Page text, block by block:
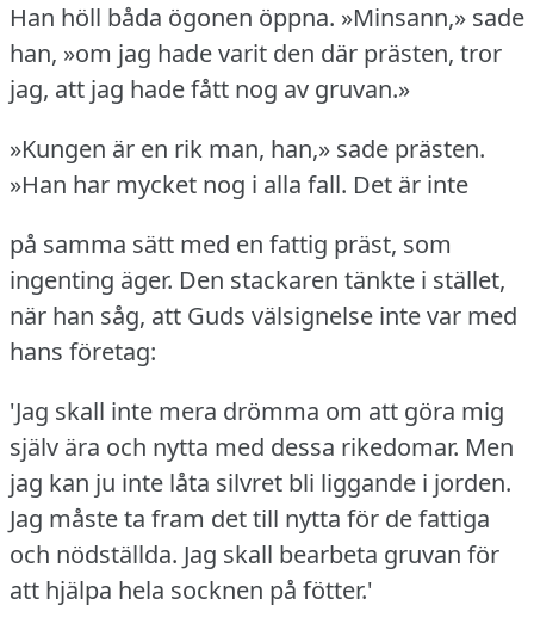
Han höll båda ögonen öppna. »Minsann,» sade
han, »om jag hade varit den där prästen, tror
jag, att jag hade fått nog av gruvan.»
»Kungen är en rik man, han,» sade prästen.
»Han har mycket nog i alla fall. Det är inte
på samma sätt med en fattig präst, som
ingenting äger. Den stackaren tänkte i stället,
när han såg, att Guds välsignelse inte var med
hans företag:
'Jag skall inte mera drömma om att göra mig
själv ära och nytta med dessa rikedomar. Men
jag kan ju inte låta silvret bli liggande i jorden.
Jag måste ta fram det till nytta för de fattiga
och nödställda. Jag skall bearbeta gruvan för
att hjälpa hela socknen på fötter.'